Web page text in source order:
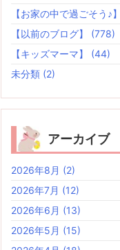
【お家の中で過ごそう♪】
【以前のブログ】 (778)
【キッズマーマ】 (44)
未分類 (2)
アーカイブ
2026年8月 (2)
2026年7月 (12)
2026年6月 (13)
2026年5月 (15)